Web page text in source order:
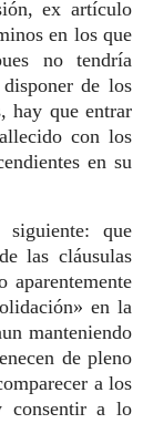
ex artículo
en los que
no tendría
de los
hay que entrar
con los
en su
que
las cláusulas
aparentemente
en la
manteniendo
de pleno
a los
consentir a lo